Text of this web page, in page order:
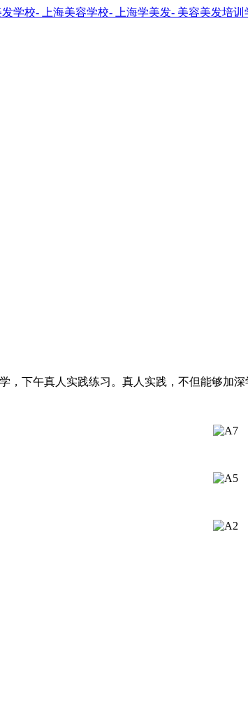
，下午真人实践练习。真人实践，不但能够加